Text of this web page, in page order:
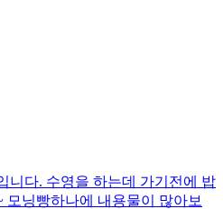
니다. 수영을 하는데 가기전에 밥
모닝빵하나에 내용물이 많아보